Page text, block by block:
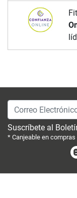
Correo Electrónico
Suscríbete al
* Canjeable en